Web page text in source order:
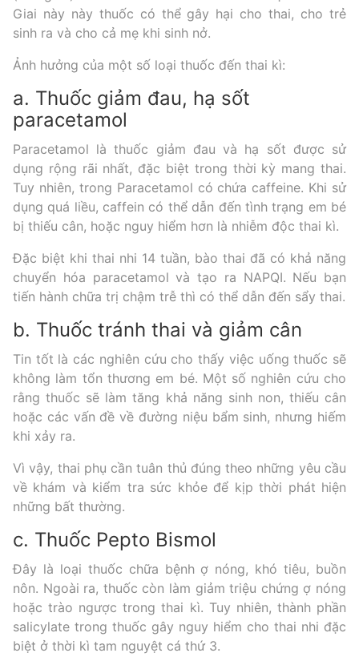
Giai này này thuốc có thể gây hại cho thai, cho trẻ
sinh ra và cho cả mẹ khi sinh nở.
Ảnh hưởng của một số loại thuốc đến thai kì:
a. Thuốc giảm đau, hạ sốt
paracetamol
Paracetamol là thuốc giảm đau và hạ sốt được sử
dụng rộng rãi nhất, đặc biệt trong thời kỳ mang thai.
Tuy nhiên, trong Paracetamol có chứa caffeine. Khi sử
dụng quá liều, caffein có thể dẫn đến tình trạng em bé
bị thiếu cân, hoặc nguy hiểm hơn là nhiễm độc thai kì.
Đặc biệt khi thai nhi 14 tuần, bào thai đã có khả năng
chuyển hóa paracetamol và tạo ra NAPQI. Nếu bạn
tiến hành chữa trị chậm trễ thì có thể dẫn đến sẩy thai.
b. Thuốc tránh thai và giảm cân
Tin tốt là các nghiên cứu cho thấy việc uống thuốc sẽ
không làm tổn thương em bé. Một số nghiên cứu cho
rằng thuốc sẽ làm tăng khả năng sinh non, thiếu cân
hoặc các vấn đề về đường niệu bẩm sinh, nhưng hiếm
khi xảy ra.
Vì vậy, thai phụ cần tuân thủ đúng theo những yêu cầu
về khám và kiểm tra sức khỏe để kịp thời phát hiện
những bất thường.
c. Thuốc Pepto Bismol
Đây là loại thuốc chữa bệnh ợ nóng, khó tiêu, buồn
nôn. Ngoài ra, thuốc còn làm giảm triệu chứng ợ nóng
hoặc trào ngược trong thai kì. Tuy nhiên, thành phần
salicylate trong thuốc gây nguy hiểm cho thai nhi đặc
biệt ở thời kì tam nguyệt cá thứ 3.